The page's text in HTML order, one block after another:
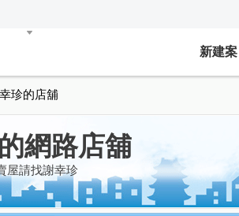
新建案
珍的店舖
網路店舖
屋請找謝幸珍